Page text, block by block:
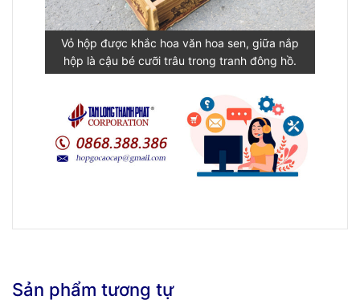
Vỏ hộp được khắc hoa văn hoa sen, giữa nắp
hộp là cậu bé cưỡi trâu trong tranh đông hồ.
Sản phẩm tương tự